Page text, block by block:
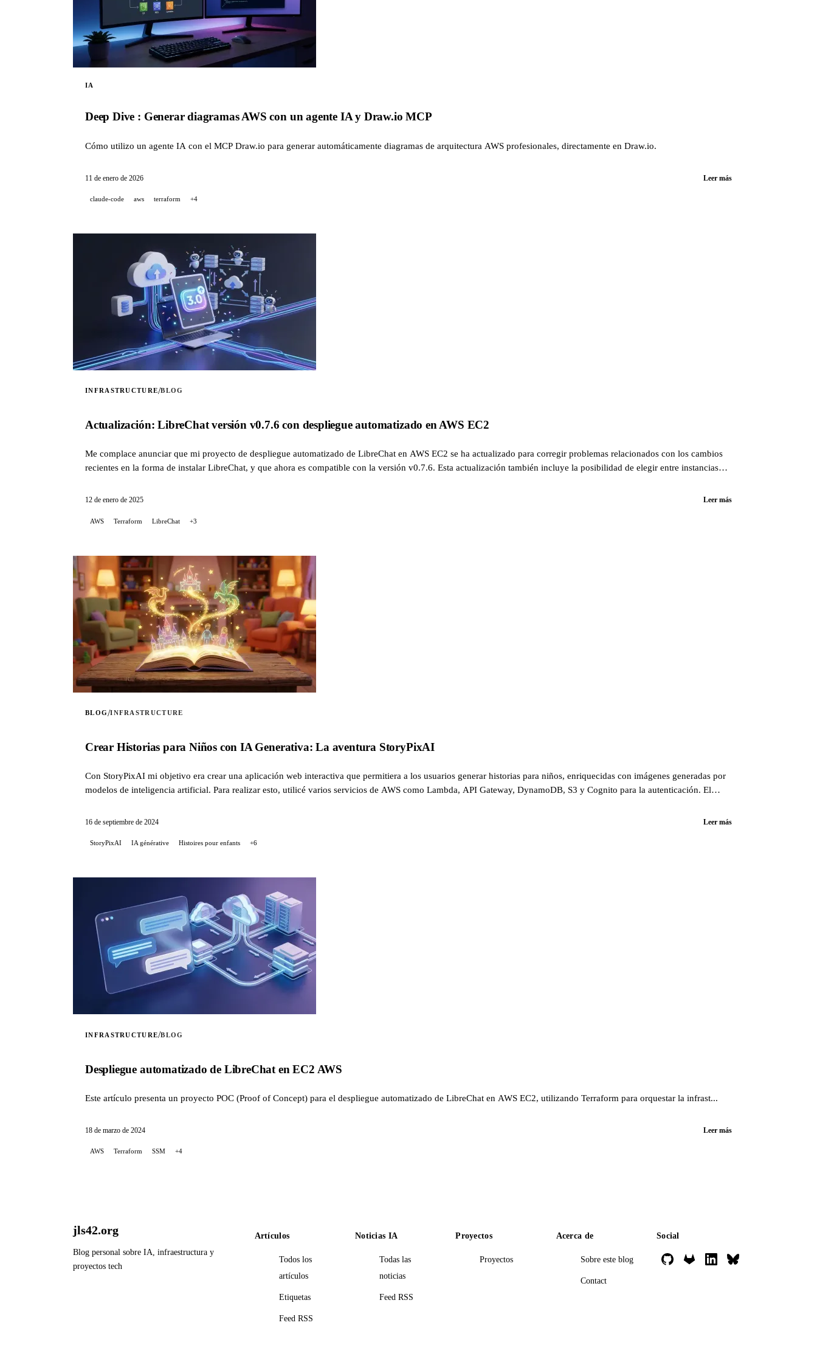
IA
Deep Dive : Generar diagramas AWS con un agente IA y Draw.io MCP
Cómo utilizo un agente IA con el MCP Draw.io para generar automáticamente diagramas de arquitectura AWS profesionales, directamente en Draw.io.
11 de enero de 2026 Leer más
claude-code aws terraform +4
INFRASTRUCTURE/BLOG
Actualización: LibreChat versión v0.7.6 con despliegue automatizado en AWS EC2
Me complace anunciar que mi proyecto de despliegue automatizado de LibreChat en AWS EC2 se ha actualizado para corregir problemas relacionados con los cambios
recientes en la forma de instalar LibreChat, y que ahora es compatible con la versión v0.7.6. Esta actualización también incluye la posibilidad de elegir entre instancias
12 de enero de 2025 Leer más
AWS Terraform LibreChat +3
BLOG/INFRASTRUCTURE
Crear Historias para Niños con IA Generativa: La aventura StoryPixAI
Con StoryPixAI mi objetivo era crear una aplicación web interactiva que permitiera a los usuarios generar historias para niños, enriquecidas con imágenes generadas por
modelos de inteligencia artificial. Para realizar esto, utilicé varios servicios de AWS como Lambda, API Gateway, DynamoDB, S3 y Cognito para la autenticación. El
proyecto, desde las decisiones tecnológicas hasta los desafíos encontrados.
16 de septiembre de 2024 Leer más
StoryPixAI IA générative Histoires pour enfants +6
INFRASTRUCTURE/BLOG
Despliegue automatizado de LibreChat en EC2 AWS
Este artículo presenta un proyecto POC (Proof of Concept) para el despliegue automatizado de LibreChat en AWS EC2, utilizando Terraform para orquestar la infrast...
18 de marzo de 2024 Leer más
AWS Terraform SSM +4
jls42.org
Blog personal sobre IA, infraestructura y
proyectos tech
Artículos
Todos los
artículos
Etiquetas
Feed RSS
Noticias IA
Todas las
noticias
Feed RSS
Proyectos
Proyectos
Acerca de
Sobre este blog
Contact
Social